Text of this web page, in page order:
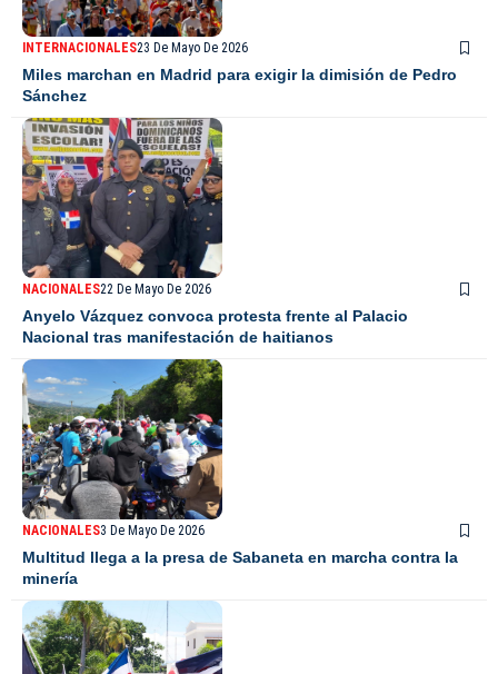
INTERNACIONALES23 De Mayo De 2026
Miles marchan en Madrid para exigir la dimisión de Pedro
Sánchez
NACIONALES22 De Mayo De 2026
Anyelo Vázquez convoca protesta frente al Palacio
Nacional tras manifestación de haitianos
NACIONALES3 De Mayo De 2026
Multitud llega a la presa de Sabaneta en marcha contra la
minería